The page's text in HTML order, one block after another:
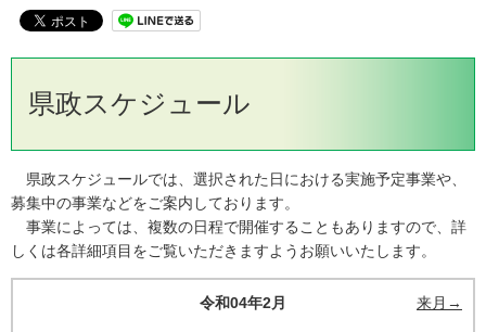
県政スケジュール
県政スケジュールでは、選択された日における実施予定事業や、
募集中の事業などをご案内しております。
事業によっては、複数の日程で開催することもありますので、詳
しくは各詳細項目をご覧いただきますようお願いいたします。
令和04年2月 来月→